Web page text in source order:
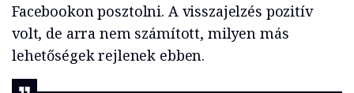
Facebookon posztolni. A visszajelzés pozitív
volt, de arra nem számított, milyen más
lehetőségek rejlenek ebben.